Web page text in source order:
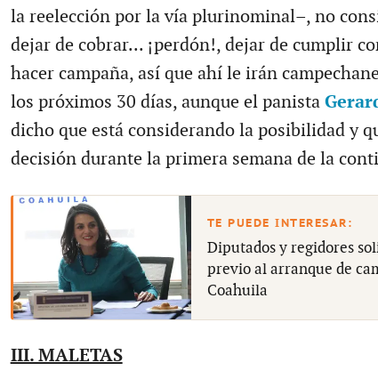
la reelección por la vía plurinominal–, no
dejar de cobrar... ¡perdón!, dejar de cumplir
hacer campaña, así que ahí le irán
los próximos 30 días, aunque el panista
dicho que está considerando la posibilidad y
decisión durante la primera semana de la
Diputados y regidores
previo al arranque de
Coahuila
III. MALETAS